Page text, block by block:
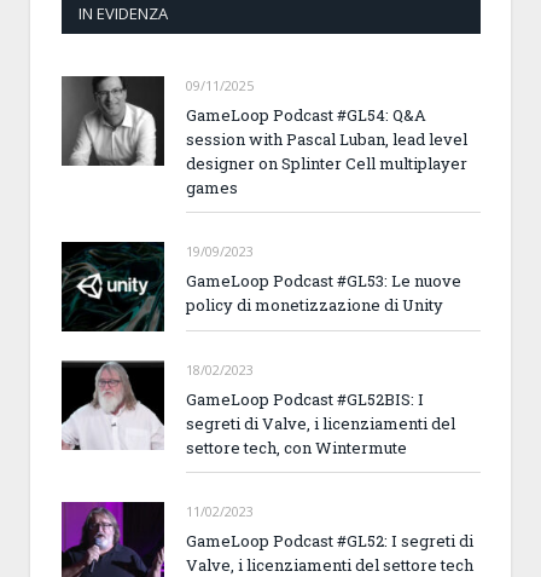
IN EVIDENZA
09/11/2025
GameLoop Podcast #GL54: Q&A
session with Pascal Luban, lead level
designer on Splinter Cell multiplayer
games
19/09/2023
GameLoop Podcast #GL53: Le nuove
policy di monetizzazione di Unity
18/02/2023
GameLoop Podcast #GL52BIS: I
segreti di Valve, i licenziamenti del
settore tech, con Wintermute
11/02/2023
GameLoop Podcast #GL52: I segreti di
Valve, i licenziamenti del settore tech